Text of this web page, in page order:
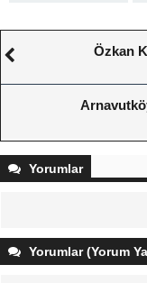
Özkan
Yorumlar
Yorumlar (Yorum